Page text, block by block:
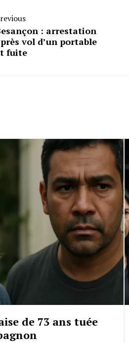
: arrestation
vol d’un portable
fuite
de 73 ans tuée